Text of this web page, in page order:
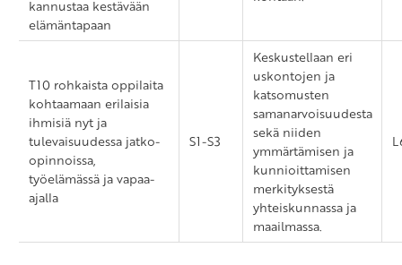
kannustaa kestävään
elämäntapaan
T10 rohkaista oppilaita
kohtaamaan erilaisia
ihmisiä nyt ja
tulevaisuudessa jatko-
opinnoissa,
työelämässä ja vapaa-
ajalla
S1-S3
Keskustellaan eri
uskontojen ja
katsomusten
samanarvoisuudesta
sekä niiden
ymmärtämisen ja
kunnioittamisen
merkityksestä
yhteiskunnassa ja
maailmassa.